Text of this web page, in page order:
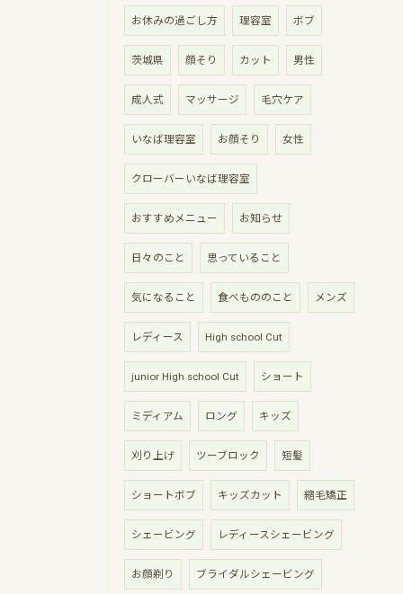
お休みの過ごし方 理容室 ボブ
茨城県 顔そり カット 男性
成人式 マッサージ 毛穴ケア
いなば理容室 お顔そり 女性
クローバーいなば理容室
おすすめメニュー お知らせ
日々のこと 思っていること
気になること 食べもののこと メンズ
レディース High school Cut
junior High school Cut ショート
ミディアム ロング キッズ
刈り上げ ツーブロック 短髪
ショートボブ キッズカット 縮毛矯正
シェービング レディースシェービング
お顔剃り ブライダルシェービング